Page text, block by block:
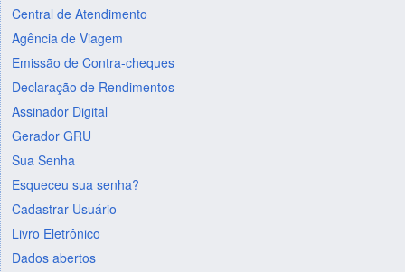
Central de Atendimento
Agência de Viagem
Emissão de Contra-cheques
Declaração de Rendimentos
Assinador Digital
Gerador GRU
Sua Senha
Esqueceu sua senha?
Cadastrar Usuário
Livro Eletrônico
Dados abertos